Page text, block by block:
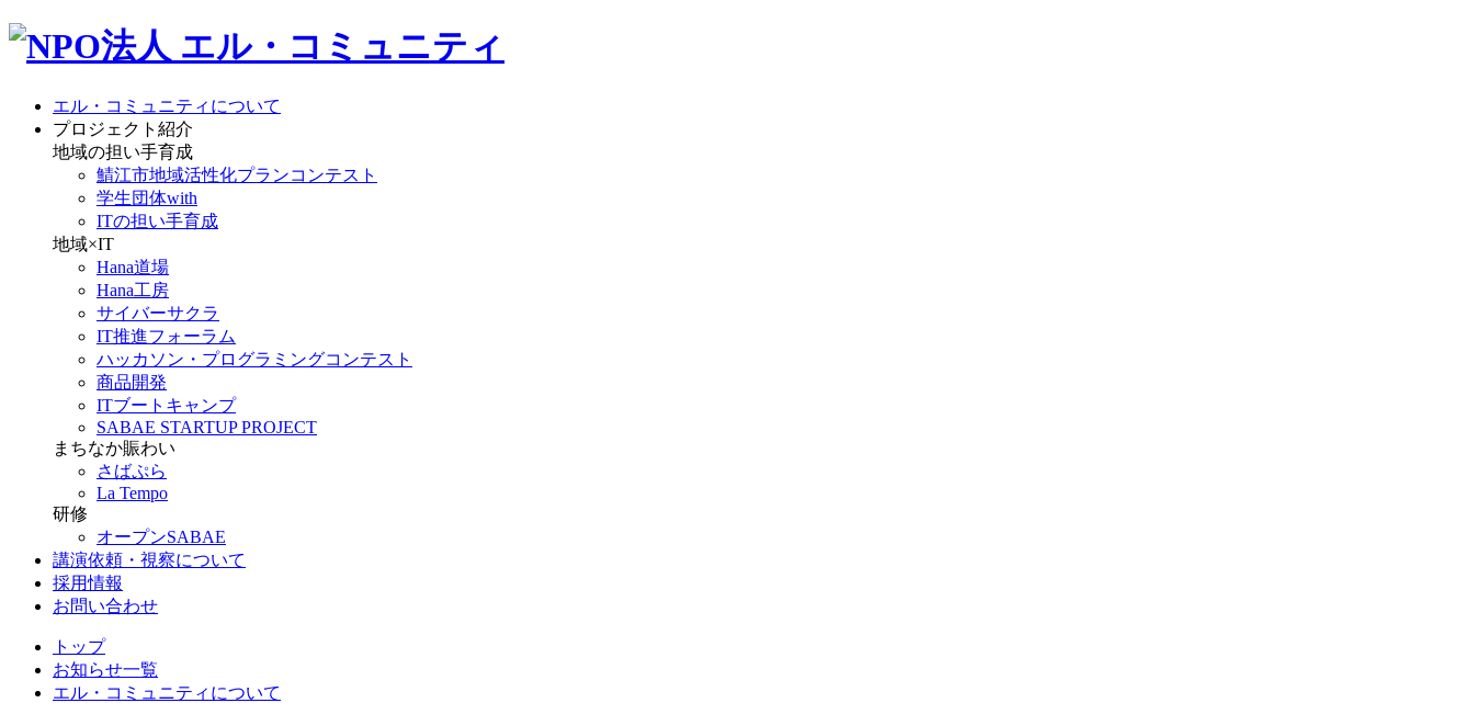
エル・コミュニティについて
プロジェクト紹介
地域の担い手育成
鯖江市地域活性化プランコンテスト
学生団体with
ITの担い手育成
地域×IT
Hana道場
Hana工房
サイバーサクラ
IT推進フォーラム
ハッカソン・プログラミングコンテスト
商品開発
ITブートキャンプ
SABAE STARTUP PROJECT
まちなか賑わい
さばぷら
La Tempo
研修
オープンSABAE
講演依頼・視察について
採用情報
お問い合わせ
トップ
お知らせ一覧
エル・コミュニティについて